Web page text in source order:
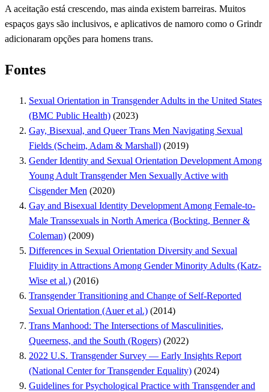
A aceitação está crescendo, mas ainda existem barreiras. Muitos
espaços gays são inclusivos, e aplicativos de namoro como o Grindr
adicionaram opções para homens trans.
Fontes
Sexual Orientation in Transgender Adults in the United States
(BMC Public Health) (2023)
Gay, Bisexual, and Queer Trans Men Navigating Sexual
Fields (Scheim, Adam & Marshall) (2019)
Gender Identity and Sexual Orientation Development Among
Young Adult Transgender Men Sexually Active with
Cisgender Men (2020)
Gay and Bisexual Identity Development Among Female-to-
Male Transsexuals in North America (Bockting, Benner &
Coleman) (2009)
Differences in Sexual Orientation Diversity and Sexual
Fluidity in Attractions Among Gender Minority Adults (Katz-
Wise et al.) (2016)
Transgender Transitioning and Change of Self-Reported
Sexual Orientation (Auer et al.) (2014)
Trans Manhood: The Intersections of Masculinities,
Queerness, and the South (Rogers) (2022)
2022 U.S. Transgender Survey — Early Insights Report
(National Center for Transgender Equality) (2024)
Guidelines for Psychological Practice with Transgender and